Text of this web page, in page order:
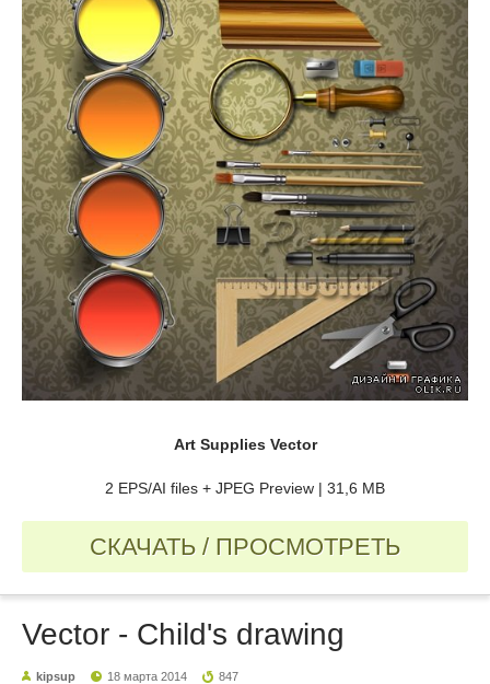
Art Supplies Vector
2 EPS/AI files + JPEG Preview | 31,6 MB
СКАЧАТЬ / ПРОСМОТРЕТЬ
Vector - Child's drawing
kipsup 18 марта 2014 847